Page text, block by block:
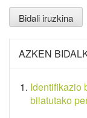
AZKEN
Identifikazio
bilatutako